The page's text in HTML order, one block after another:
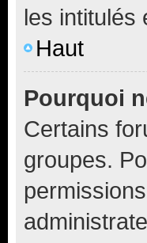
les intitulés
Haut
Pourquoi
Certains
groupes.